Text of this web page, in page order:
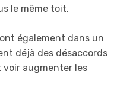
le même toit.
également dans un
déjà des désaccords
augmenter les